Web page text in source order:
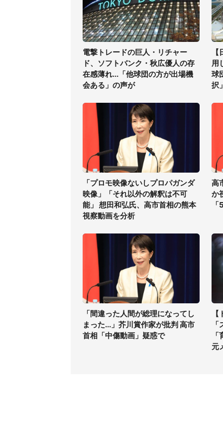
電撃トレードの巨人・リチャー
ド、ソフトバンク・秋広優人の存
在感薄れ...「他球団の方が出場機
会ある」の声が
用
球
択
「プロモ映像ないしプロパガンダ
映像」「それ以外の解釈は不可
能」 想田和弘氏、高市首相の熊本
視察動画を分析
高
か
「間違った人間が総理になってし
まった...」芥川賞作家が批判 高市
首相「中傷動画」疑惑で
元